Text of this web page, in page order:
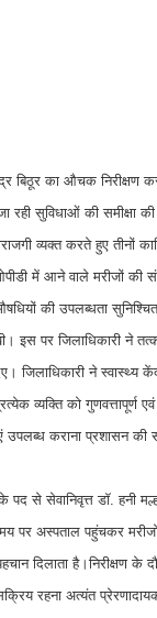
बिठूर का औचक निरीक्षण
रही सुविधाओं की समीक्षा
व्यक्त करते हुए तीनों
में आने वाले मरीजों की
की उपलब्धता
इस पर जिलाधिकारी ने
जिलाधिकारी ने स्वास्थ्य
व्यक्ति को गुणवत्तापूर्ण
उपलब्ध कराना प्रशासन
से सेवानिवृत्त डॉ. हनी
पर अस्पताल पहुंचकर
दिलाता है।निरीक्षण के
रहना अत्यंत